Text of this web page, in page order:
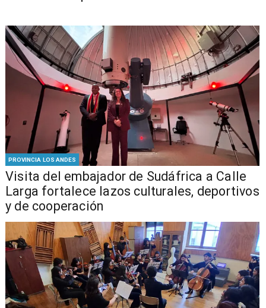
PROVINCIA LOS ANDES
​Visita del embajador de Sudáfrica a Calle
Larga fortalece lazos culturales, deportivos
y de cooperación